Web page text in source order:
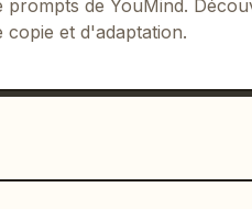
de YouMind.
copie et d'adaptation.